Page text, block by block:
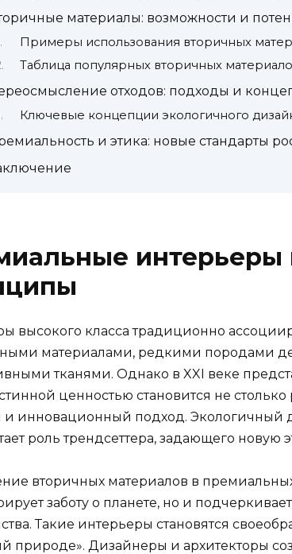
материалы: возможности и
Примеры использования вторичных
Таблица популярных вторичных
отходов: подходы и
Ключевые концепции экологичного
и этика: новые стандарты
интерьеры
высокого класса традиционно
материалами, редкими породами
тканями. Однако в XXI веке
ценностью становится не столько
инновационный подход. Экологичный
роль трендсеттера, задающего новую
вторичных материалов в
заботу о планете, но и
Такие интерьеры становятся
природе». Дизайнеры и архитекторы